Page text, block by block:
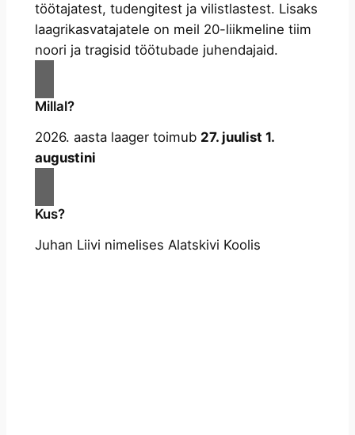
töötajatest, tudengitest ja vilistlastest. Lisaks
laagrikasvatajatele on meil 20-liikmeline tiim
noori ja tragisid töötubade juhendajaid.
Millal?
2026. aasta laager toimub 27. juulist 1.
augustini
Kus?
Juhan Liivi nimelises Alatskivi Koolis